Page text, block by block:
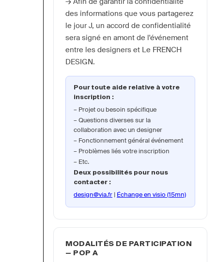
→ Afin de garantir la confidentialité
des informations que vous partagerez
le jour J, un accord de confidentialité
sera signé en amont de l'événement
entre les designers et Le FRENCH
DESIGN.
Pour toute aide relative à votre
inscription :
Projet ou besoin spécifique
Questions diverses sur la
collaboration avec un designer
Fonctionnement général événement
Problèmes liés votre inscription
Etc.
Deux possibilités pour nous
contacter :
design@via.fr
Échange en visio (15mn)
MODALITÉS DE PARTICIPATION
— POP A